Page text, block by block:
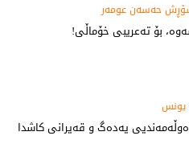
حەسەن عومەر
بۆ تەعریبی خۆماڵی!
یونس
یەدەگ و قەیرانی کاشدا